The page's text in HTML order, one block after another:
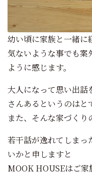
幼い頃に家族と一緒に
気ないような事でも案
ように感じます。
大人になって思い出話
さんあるというのはと
また、そんな家づくり
若干話が逸れてしまっ
いかと申しますと
MOOK HOUSEはご家